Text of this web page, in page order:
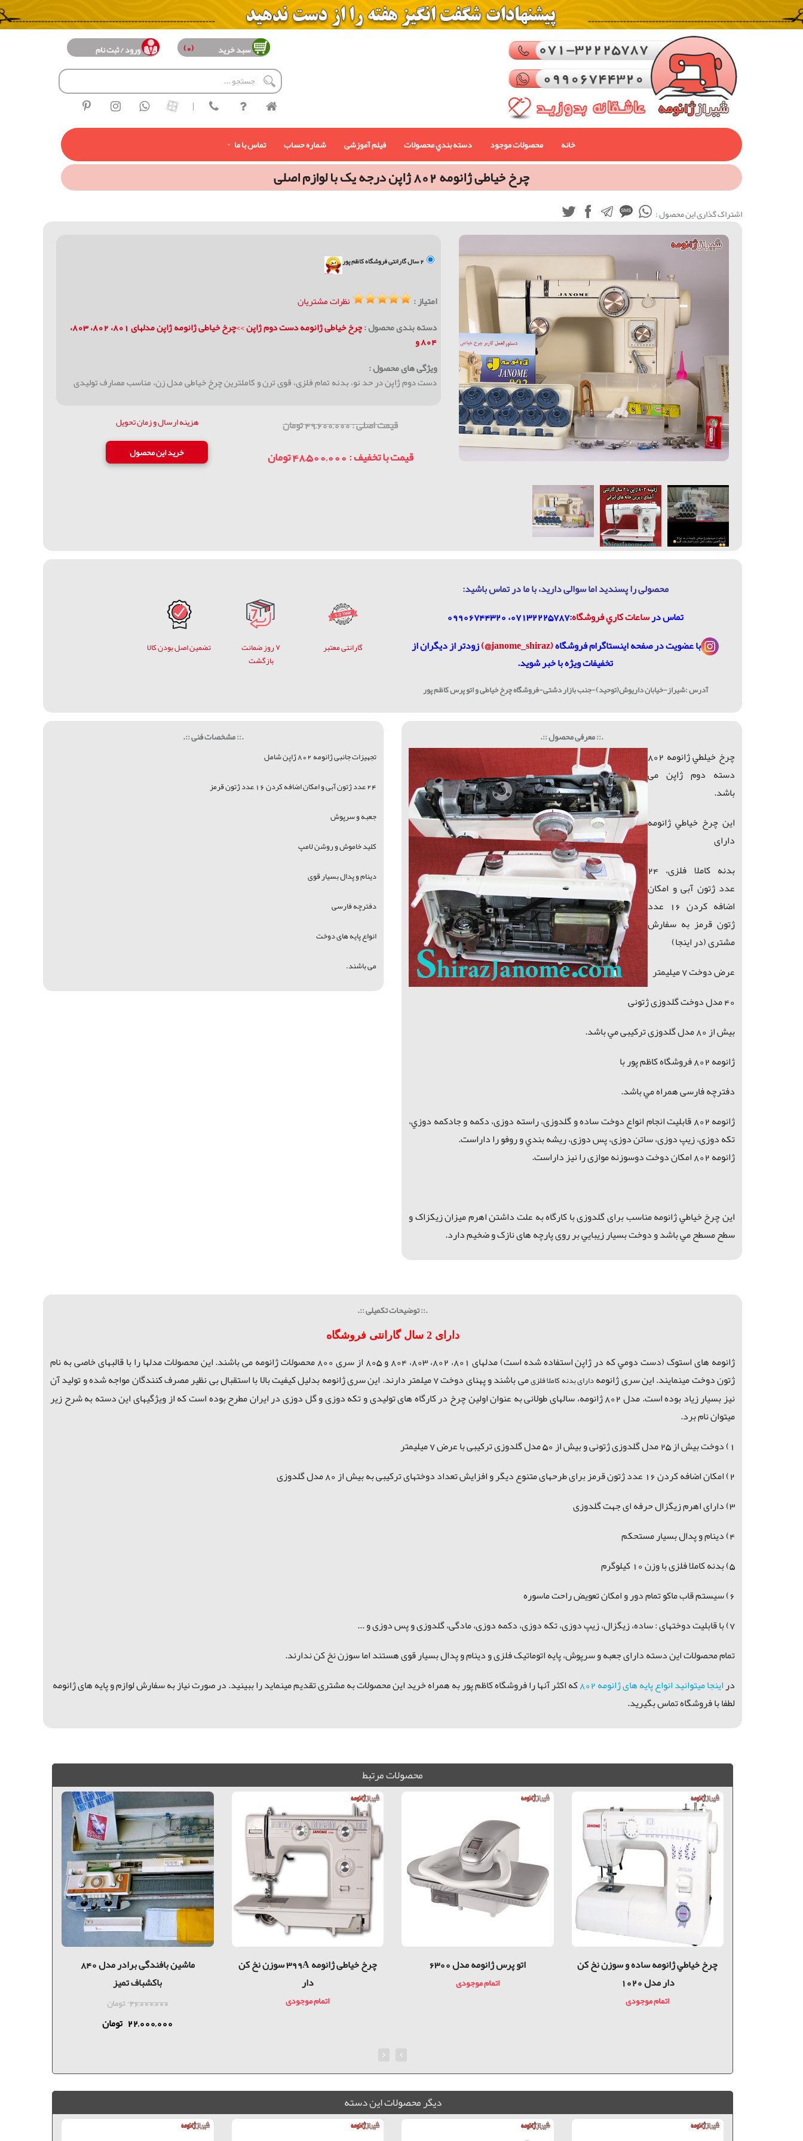
سبد خرید (0) ورود / ثبت نام
|
خانه محصولات موجود دسته بندي محصولات فیلم آموزشی شماره حساب تماس با ما
چرخ خیاطی ژانومه 802 ژاپن درجه یک با لوازم اصلی
اشتراک گذاری این محصول :
2 سال گارانتی فروشگاه کاظم پور
امتیاز :
نظرات مشتریان
دسته بندی محصول :چرخ خیاطی ژانومه دست دوم ژاپن>>
چرخ خیاطی ژانومه ژاپن مدلهای 801، 802، 803،
804 و
ویژگی های محصول :
دست دوم ژاپن در حد نو، بدنه تمام فلزی، قوی ترن و کاملترین چرخ خیاطی مدل زن، مناسب مصارف تولیدی
قیمت اصلی : 49,600,000 تومان
قیمت با تخفیف : 48,500,000 تومان
هزینه ارسال و زمان تحویل
محصولی را پسندید اما سوالی دارید، با ما در تماس باشيد:
تماس درساعات كاري فروشگاه:07132225787، 09906744320
با عضویت درصفحه اینستاگرام فروشگاه(janome_shiraz@)
زودتر از دیگران از
تخفیفات ویژه با خبر شوید.
آدرس :شیراز-خیابان داریوش(توحید)-جنب بازار دشتی-فروشگاه چرخ خیاطی و اتو پرس کاظم پور
گارانتی معتبر
۷ روز ضمانت
بازگشت
تضمین اصل بودن کالا
.:: معرفی محصول ::.
چرخ خيلطي ژانومه 802
دسته دوم ژاپن می
باشد.
اين چرخ خياطي ژانومه
دارای
بدنه کاملا فلزی، 24
عدد ژتون آبی و امکان
اضافه کردن 16 عدد
ژتون قرمز به سفارش
مشتری (در اینجا)
عرض دوخت 7 میلیمتر
40 مدل دوخت گلدوزی ژتونی
بیش از 80 مدل گلدوزی ترکیبی مي باشد.
ژانومه 802 فروشگاه كاظم پور با
دفترچه فارسی همراه مي باشد.
ژانومه 802 قابليت انجام انواع دوخت ساده و گ
لدوزی، راسته دوزی، دكمه و جادكمه دوزي،
تکه دوزی، زیپ دوزی، ساتن دوزی، پس دوزی، ريشه بندي و روفو را داراست.
ژانومه 802 امكان دوخت دوسوزنه موازی را نيز داراست.
اين چرخ خياطي ژانومه مناسب برای گلدوزی با کارگاه به علت داشتن اهرم میزان زیکزاک و
سطح مسطحمي باشد و دوخت بسیار زیبايي بر روی پارچه های نازک و ضخیم دارد.
.:: مشخصات فنی ::.
تجهیزات جانبی ژانومه 802 ژاپن شامل
24 عدد ژتون آبی و امکان اضافه کردن 16 عدد ژتون قرمز
جعبه و سرپوش
کلید خاموش و روشن لامپ
دینام و پدال بسیار قوی
دفترچه فارسی
انواع پایه های دوخت
می باشند.
.:: توضیحات تکمیلی ::.
دارای 2 سال گارانتی فروشگاه
ژانومه های استوک (دست دومي كه در ژاپن استفاده شده است) مدلهای 801، 802، 803، 804 و 805 از سری 800 محصولات ژانومه می باشند. این محصولات مدلها را با قالبهای خاصی به نام
ژتون دوخت مینمایند. این سری ژانومهدارای بدنه کاملا فلزیمی باشند و پهنای دوخت 7 میلمتر دارند. این سری ژانومه بدلیل کیفیت بالابا استقبال بی نظیر مصرف کنندگان مواجه شده و تولید آن
نیز بسیار زیاد بوده است. مدل 802 ژانومه، سالهای طولانی به عنوان اولین چرخ در کارگاه های تولیدی و تکه دوزی و گل دوزی در ایران مطرح بوده است که از ویژگیهای این دسته به شرح زیر
میتوان نام برد.
1) دوخت بیش از 25 مدل گلدوزی ژتونی و بیش از 50 مدل گلدوزی ترکیبی با عرض 7 میلیمتر
2) امکان اضافه کردن 16 عدد ژتون قرمز برای طرحهای متنوع دیگر و افزایش تعداد دوختهای ترکیبی به بیش از 80 مدل گلدوزی
3) دارای اهرم زیگزال حرفه ای جهت گلدوزی
4) دینام و پدال بسیار مستحکم
5) بدنه کاملا فلزی
با وزن 10 کیلوگرم
6) سیستم قاب ماکو تمام دور و امکان تعویض راحت ماسوره
7) با قابلیت دوختهای : ساده، زیگزال، زیپ دوزی، تکه دوزی، دکمه دوزی، مادگی، گلدوزی و پس دوزی و ...
تمام محصولات این دسته دارای جعبه و سرپوش، پایه اتوماتیک فلزی و دینام و پدال بسیار قوی هستند اماسوزن نخ کن ندارند.
دراینجا میتوانید انواع پایه های ژانومه 802
که اکثر آنها را فروشگاه کاظم پور به همراه خرید این محصولات به مشتری تقدیم مینماید را ببینید. در صورت نیاز به سفارش لوازم و پایه های ژانومه
لطفا با فروشگاه تماس بگیرید.
محصولات مرتبط
ماشین بافندگی برادر مدل 840
باکشباف تميز
26,000,000 تومان
22,000,000 تومان
چرخ خیاطی ژانومه 399A سوزن نخ کن
دار
اتمام موجودی
اتو پرس ژانومه مدل 6300
اتمام موجودی
چرخ خياطي ژانومه ساده و سوزن نخ کن
دار مدل 1020
اتمام موجودی
ديگر محصولات اين دسته